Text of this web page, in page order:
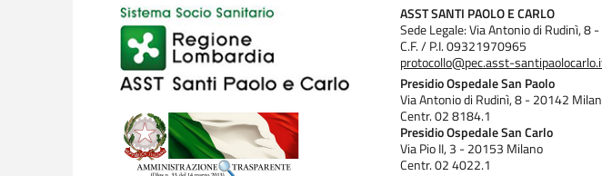
ASST SANTI PAOLO E CARLO
Sede Legale: Via Antonio di Rudinì, 8
C.F. / P.I. 09321970965
protocollo@pec.asst-
Presidio Ospedale San Paolo
Via Antonio di Rudinì, 8 - 20142
Centr. 02 8184.1
Presidio Ospedale San Carlo
Via Pio II, 3 - 20153 Milano
Centr. 02 4022.1